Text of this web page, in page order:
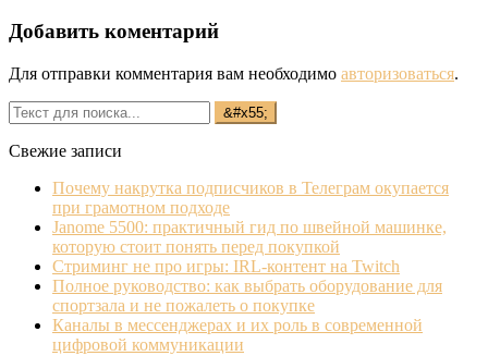
Добавить коментарий
Для отправки комментария вам необходимо авторизоваться.
Свежие записи
Почему накрутка подписчиков в Телеграм окупается
при грамотном подходе
Janome 5500: практичный гид по швейной машинке,
которую стоит понять перед покупкой
Стриминг не про игры: IRL‐контент на Twitch
Полное руководство: как выбрать оборудование для
спортзала и не пожалеть о покупке
Каналы в мессенджерах и их роль в современной
цифровой коммуникации